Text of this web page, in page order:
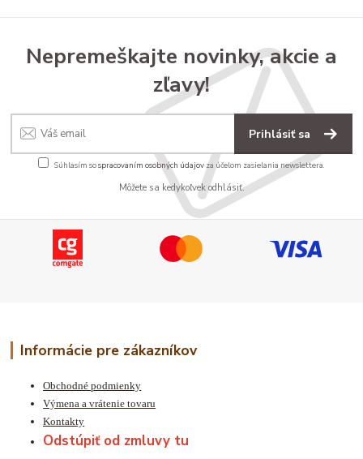
Nepremeškajte novinky, akcie a
zľavy!
Prihlásiť sa
Súhlasím sospracovaním osobných údajov za účelom zasielania newslettera.
Môžete sa kedykoľvek odhlásiť.
Informácie pre zákazníkov
Obchodné podmienky
Výmena a vrátenie tovaru
Kontakty
Odstúpiť od zmluvy tu